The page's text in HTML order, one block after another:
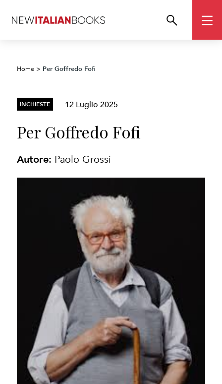
Home > Per Goffredo Fofi
INCHIESTE 12 Luglio 2025
Per Goffredo Fofi
Autore: Paolo Grossi